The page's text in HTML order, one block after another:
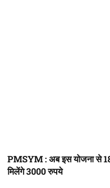
PMSYM : अब इस योजना से
मिलेंगे 3000 रुपये